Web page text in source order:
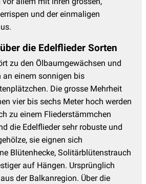
und der einmaligen
die Edelflieder Sorten
zu den Ölbaumgewächsen und
einem sonnigen bis
Die grosse Mehrheit
vier bis sechs Meter hoch werden
zu einem Fliederstämmchen
die Edelflieder sehr robuste und
sie eignen sich
Blütenhecke, Solitärblütenstrauch
auf Hängen. Ursprünglich
der Balkanregion. Über die